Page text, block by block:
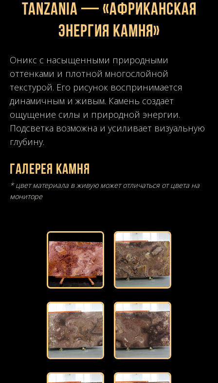
Tanzania — «Африканская
энергия камня»
Оникс с насыщенными природными
оттенками и плотной многослойной
текстурой. Его рисунок воспринимается
динамичным и живым. Камень создаёт
ощущение силы и природной энергии.
Подсветка возможна и усиливает визуальную
глубину.
Галерея камня
* цвет материала в живую может отличаться от цвета на
мониторе